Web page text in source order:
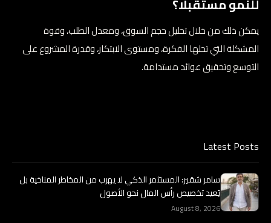
للنمو مستقبلًا؟
يمكن ذلك من خلال تحليل حجم السوق، ومعدل الطلب، وقوة
المشكلة التي تحلها الفكرة، ومستوى الابتكار، وقدرة المشروع على
التوسع وتحقيق عوائد مستدامة.
Latest Posts
سامر شقير: المستثمر الذكي لا يهرب من المخاطر المناخية بل
يُعيد تخصيص رأس المال نحو الأصول
August 8, 2026